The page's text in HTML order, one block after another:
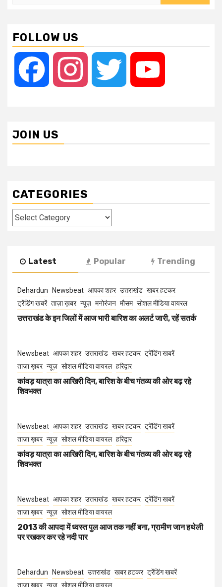
FOLLOW US
Facebook Instagram Twitter
JOIN US
CATEGORIES
Categories
Latest Popular Trending
Dehardun Newsbeat आपका शहर उत्तराखंड खबर हटकर
ट्रेंडिंग खबरें ताज़ा ख़बर न्यूज़ मनोरंजन मौसम सोशल मीडिया वायरल
उत्तराखंड के इन जिलों में आज भारी बारिश का अलर्ट जारी, रहें सतर्क
Newsbeat आपका शहर उत्तराखंड खबर हटकर ट्रेंडिंग खबरें
ताज़ा ख़बर न्यूज़ सोशल मीडिया वायरल हरिद्वार
कांवड़ यात्रा का आखिरी दिन, बारिश के बीच गंतव्य की ओर बढ़ रहे
शिवभक्त
Newsbeat आपका शहर उत्तराखंड खबर हटकर ट्रेंडिंग खबरें
ताज़ा ख़बर न्यूज़ सोशल मीडिया वायरल हरिद्वार
कांवड़ यात्रा का आखिरी दिन, बारिश के बीच गंतव्य की ओर बढ़ रहे
शिवभक्त
Newsbeat आपका शहर उत्तराखंड खबर हटकर ट्रेंडिंग खबरें
ताज़ा ख़बर न्यूज़ सोशल मीडिया वायरल
2013 की आपदा में ध्वस्त पुल आज तक नहीं बना, ग्रामीण जान हथेली
पर रखकर कर रहे नदी पार
Dehardun Newsbeat उत्तराखंड खबर हटकर ट्रेंडिंग खबरें
ताज़ा ख़बर न्यूज़ सोशल मीडिया वायरल